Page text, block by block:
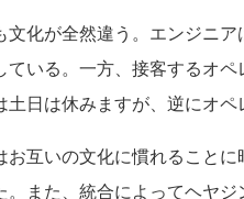
化が全然違う。エンジニ
ている。一方、接客するオ
日は休みますが、逆にオペ
互いの文化に慣れること
。また、統合によってヘヤ